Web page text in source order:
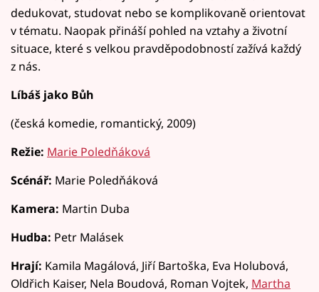
dedukovat, studovat nebo se komplikovaně orientovat
v tématu. Naopak přináší pohled na vztahy a životní
situace, které s velkou pravděpodobností zažívá každý
z nás.
Líbáš jako Bůh
(česká komedie, romantický, 2009)
Režie: Marie Poledňáková
Scénář: Marie Poledňáková
Kamera: Martin Duba
Hudba: Petr Malásek
Hrají: Kamila Magálová, Jiří Bartoška, Eva Holubová,
Oldřich Kaiser, Nela Boudová, Roman Vojtek, Martha